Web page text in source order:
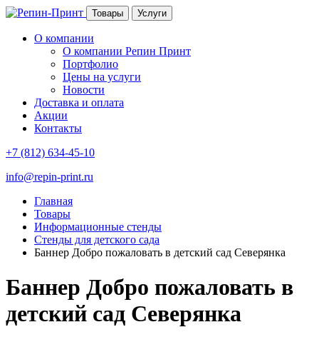
Товары Услуги
О компании
О компании Репин Принт
Портфолио
Цены на услуги
Новости
Доставка и оплата
Акции
Контакты
+7 (812) 634-45-10
info@repin-print.ru
Главная
Товары
Информационные стенды
Стенды для детского сада
Баннер Добро пожаловать в детский сад Северянка
Баннер Добро пожаловать в
детский сад Северянка